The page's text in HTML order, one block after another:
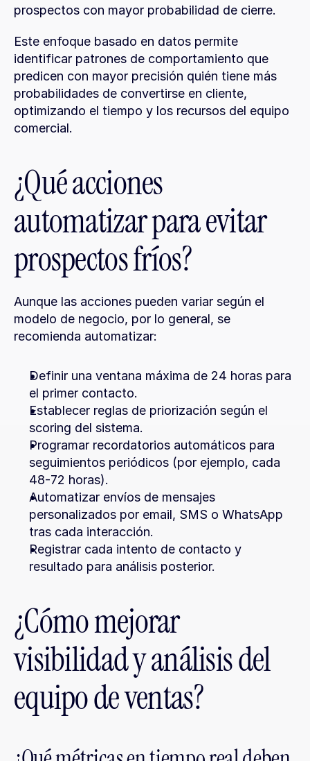
prospectos con mayor probabilidad de cierre.
Este enfoque basado en datos permite
identificar patrones de comportamiento que
predicen con mayor precisión quién tiene más
probabilidades de convertirse en cliente,
optimizando el tiempo y los recursos del equipo
comercial.
¿Qué acciones
automatizar para evitar
prospectos fríos?
Aunque las acciones pueden variar según el
modelo de negocio, por lo general, se
recomienda automatizar:
Definir una ventana máxima de 24 horas para
el primer contacto.
Establecer reglas de priorización según el
scoring del sistema.
Programar recordatorios automáticos para
seguimientos periódicos (por ejemplo, cada
48-72 horas).
Automatizar envíos de mensajes
personalizados por email, SMS o WhatsApp
tras cada interacción.
Registrar cada intento de contacto y
resultado para análisis posterior.
¿Cómo mejorar
visibilidad y análisis del
equipo de ventas?